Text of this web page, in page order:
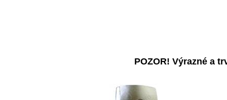
POZOR! Výrazné a